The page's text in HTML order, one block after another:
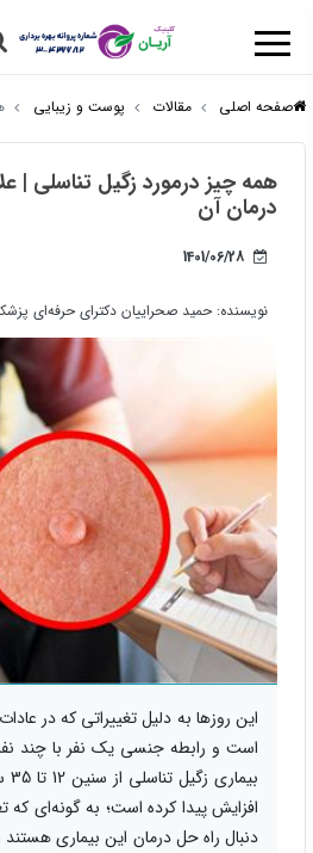
صفحه اصلی مقالات پوست و زیبایی
همه چیز درمورد زگیل تناسلی |
درمان آن
1401/06/28
نویسنده: حمید صحراییان دکترای حرفه‌ای
این روزها به دلیل تغییراتی که در
است و رابطه جنسی یک نفر با چند
افزایش پیدا کرده است؛ به گونه‌ای که
دنبال راه حل درمان این بیماری